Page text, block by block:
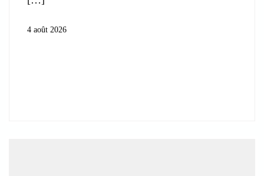
4 août 2026